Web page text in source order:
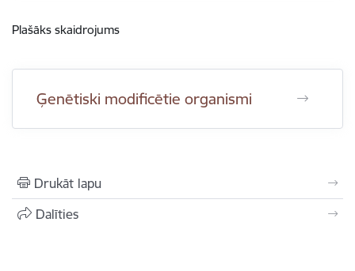
Plašāks skaidrojums
Ģenētiski modificētie organismi
Drukāt lapu
Dalīties